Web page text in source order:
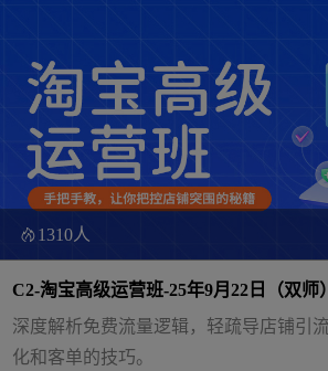
1310人
C2-淘宝高级运营班-25年9月22日（双师）
深度解析免费流量逻辑，轻疏导店铺引
化和客单的技巧。